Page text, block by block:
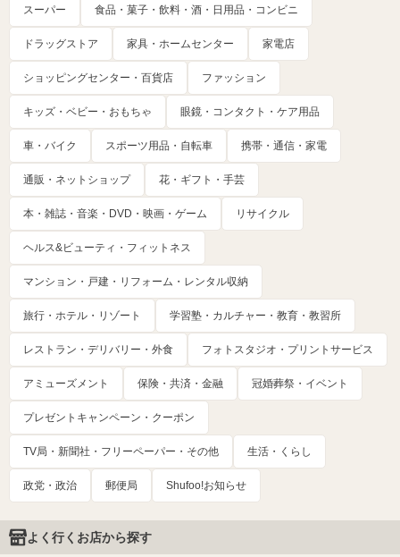
スーパー 食品・菓子・飲料・酒・日用品・コンビニ
ドラッグストア 家具・ホームセンター 家電店
ショッピングセンター・百貨店 ファッション
キッズ・ベビー・おもちゃ 眼鏡・コンタクト・ケア用品
車・バイク スポーツ用品・自転車 携帯・通信・家電
通販・ネットショップ 花・ギフト・手芸
本・雑誌・音楽・DVD・映画・ゲーム リサイクル
ヘルス&ビューティ・フィットネス
マンション・戸建・リフォーム・レンタル収納
旅行・ホテル・リゾート 学習塾・カルチャー・教育・教習所
レストラン・デリバリー・外食 フォトスタジオ・プリントサービス
アミューズメント 保険・共済・金融 冠婚葬祭・イベント
プレゼントキャンペーン・クーポン
TV局・新聞社・フリーペーパー・その他 生活・くらし
政党・政治 郵便局 Shufoo!お知らせ
よく行くお店から探す